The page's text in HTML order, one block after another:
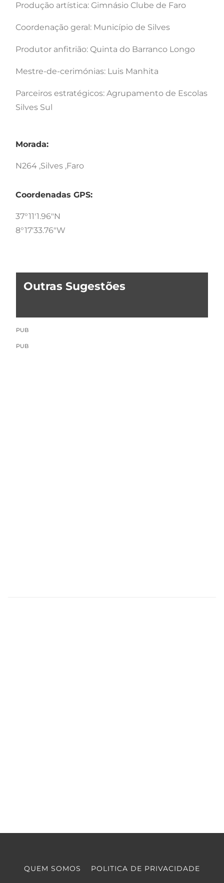
Produção artística: Gimnásio Clube de Faro
Coordenação geral: Município de Silves
Produtor anfitrião: Quinta do Barranco Longo
Mestre-de-cerimónias: Luis Manhita
Parceiros estratégicos: Agrupamento de Escolas
Silves Sul
Morada:
N264 ,Silves ,Faro
Coordenadas GPS:
37°11'1.96"N
8°17'33.76"W
Outras Sugestões
PUB
PUB
QUEM SOMOS POLITICA DE PRIVACIDADE